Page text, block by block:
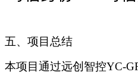
五、项目总结
本项目通过远创智控YC-